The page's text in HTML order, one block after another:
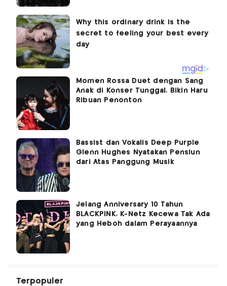
Momen Rossa Duet dengan Sang
Anak di Konser Tunggal, Bikin Haru
Ribuan Penonton
Bassist dan Vokalis Deep Purple
Glenn Hughes Nyatakan Pensiun
dari Atas Panggung Musik
Jelang Anniversary 10 Tahun
BLACKPINK, K-Netz Kecewa Tak Ada
yang Heboh dalam Perayaannya
Terpopuler